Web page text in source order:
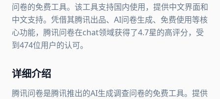
问卷的免费工具。该工具支持国内使用，提供中文界面和
中文支持。凭借其腾讯出品、AI问卷生成、免费使用等核
心功能，腾讯问卷在chat领域获得了4.7星的高评分，受
到474位用户的认可。
详细介绍
腾讯问卷是腾讯推出的AI生成调查问卷的免费工具。提供